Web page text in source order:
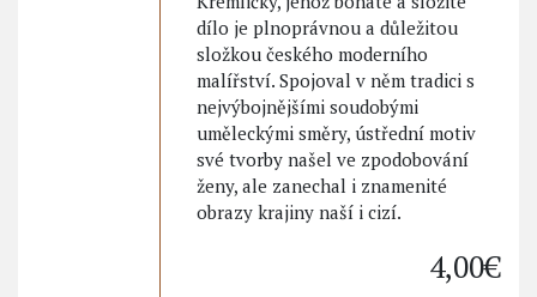
dílo je plnoprávnou a důležitou
složkou českého moderního
malířství. Spojoval v něm tradici s
nejvýbojnějšími soudobými
uměleckými směry, ústřední motiv
své tvorby našel ve zpodobování
ženy, ale zanechal i znamenité
obrazy krajiny naší i cizí.
4,00€